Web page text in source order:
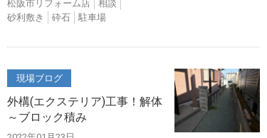
松阪市リフォーム店
相談
砂利敷き
砕石 駐車場
現場ブログ
外構(エクステリア)工事！解体
～ブロック積み